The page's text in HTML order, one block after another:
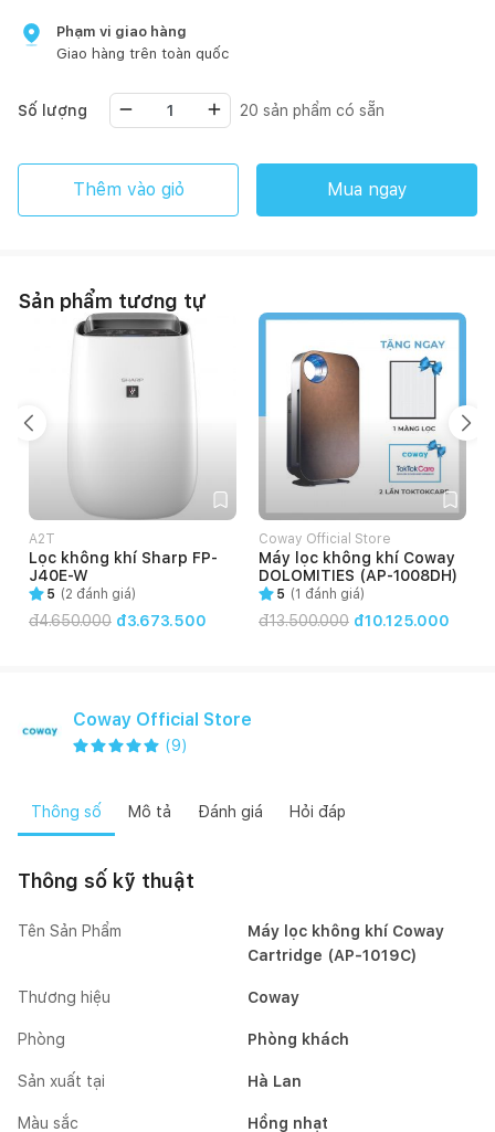
Phạm vi giao hàng
Giao hàng trên toàn quốc
Số lượng 20 sản phẩm có sẵn
Thêm vào giỏ Mua ngay
Sản phẩm tương tự
A2T
Lọc không khí Sharp FP-
J40E-W
5 (2 đánh giá)
đ4.650.000 đ3.673.500
Coway Official Store
Máy lọc không khí Coway
DOLOMITIES (AP-1008DH)
5 (1 đánh giá)
đ13.500.000 đ10.125.000
Coway Official Store
(9)
Thông số Mô tả Đánh giá Hỏi đáp
Thông số kỹ thuật
Tên Sản Phẩm
Máy lọc không khí Coway
Cartridge (AP-1019C)
Thương hiệu Coway
Phòng Phòng khách
Sản xuất tại Hà Lan
Màu sắc Hồng nhạt